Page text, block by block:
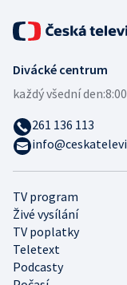
TV program
Živé vysílání
TV poplatky
Teletext
Podcasty
Divácké centrum
každý všední den:
261 136 113